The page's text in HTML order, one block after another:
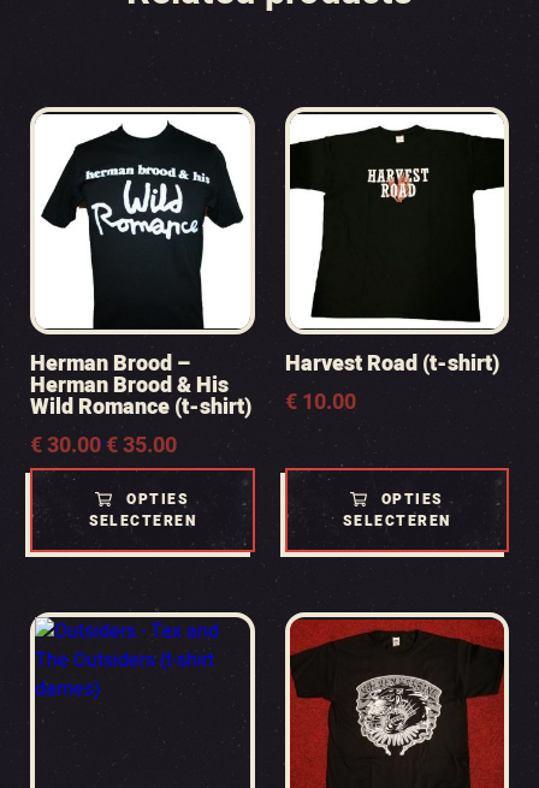
Herman Brood –
Herman Brood & His
Wild Romance (t-shirt)
€30.00-€35.00
Prijsklasse:
€ 30.00
€ 35.00
OPTIES
SELECTEREN
Harvest Road (t-shirt)
€10.00
OPTIES
SELECTEREN